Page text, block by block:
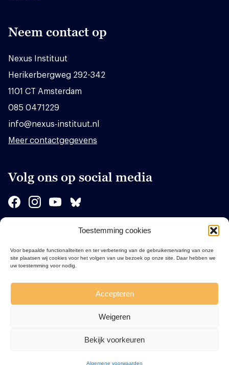
Toestemming cookies
Voor bepaalde functionaliteiten en ter verbetering van de gebruikerservaring van onze
site plaatsen wij cookies voor het volgen van uw bezoek op onze site. Daar hebben we
uw toestemming voor nodig.
Accepteren
Weigeren
Bekijk voorkeuren
Algemene voorwaarden
Neem contact op
Nexus Instituut
Herikerbergweg 292-342
1101 CT Amsterdam
085 0471229
info@nexus-instituut.nl
Meer contactgegevens
Volg ons op social media